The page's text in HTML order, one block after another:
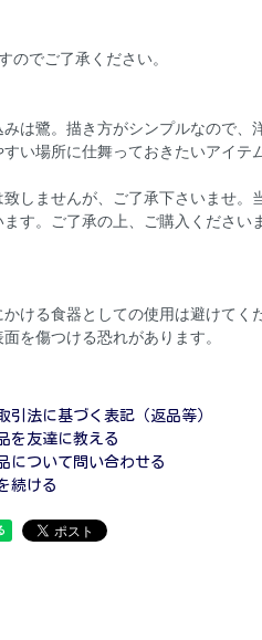
でご了承ください。
は鷺。描き方がシンプルなので、
い場所に仕舞っておきたいアイテ
しませんが、ご了承下さいませ。
す。ご了承の上、ご購入くださいま
ける食器としての使用は避けてく
を傷つける恐れがあります。
引法に基づく表記（返品等）
を友達に教える
について問い合わせる
続ける